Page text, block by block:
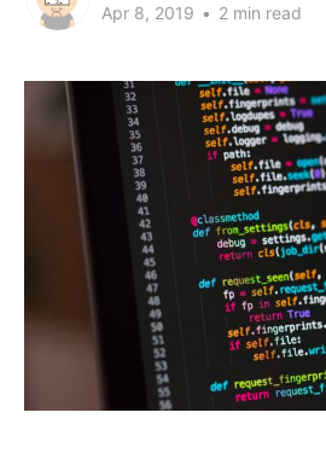
Apr 8, 2019 • 2 min read